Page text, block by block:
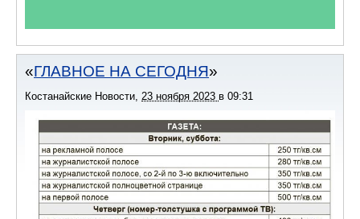
ГЛАВНОЕ НА СЕГОДНЯ
Костанайские Новости 23 ноября 2023 в 09:31